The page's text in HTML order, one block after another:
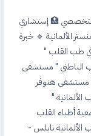
🏥 إستشاري
الألمانية 🔹 خبرة
في طب القلب "
الباطني " مستشفى
" مستشفى هنوفر
"
أطباء القلب
نابلس -